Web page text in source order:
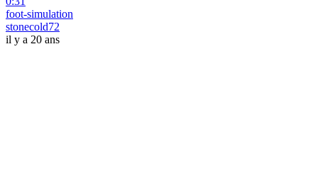
foot-simulation
stonecold72
il y a 20 ans